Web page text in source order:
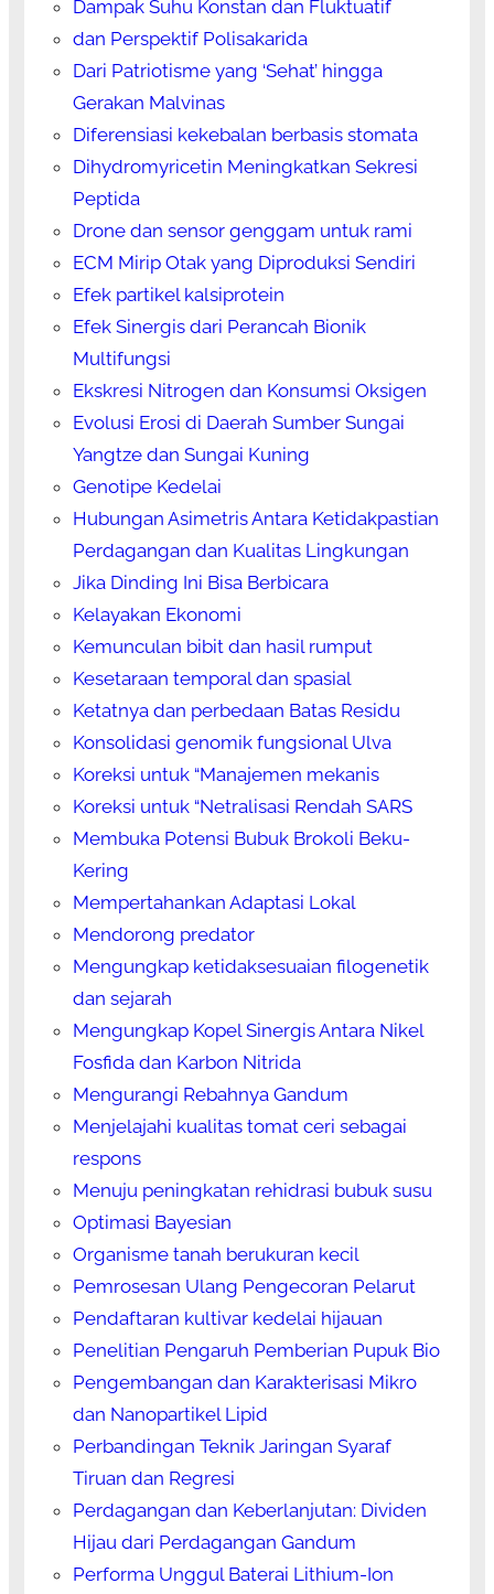
Dampak Suhu Konstan dan Fluktuatif
dan Perspektif Polisakarida
Dari Patriotisme yang ‘Sehat’ hingga
Gerakan Malvinas
Diferensiasi kekebalan berbasis stomata
Dihydromyricetin Meningkatkan Sekresi
Peptida
Drone dan sensor genggam untuk rami
ECM Mirip Otak yang Diproduksi Sendiri
Efek partikel kalsiprotein
Efek Sinergis dari Perancah Bionik
Multifungsi
Ekskresi Nitrogen dan Konsumsi Oksigen
Evolusi Erosi di Daerah Sumber Sungai
Yangtze dan Sungai Kuning
Genotipe Kedelai
Hubungan Asimetris Antara Ketidakpastian
Perdagangan dan Kualitas Lingkungan
Jika Dinding Ini Bisa Berbicara
Kelayakan Ekonomi
Kemunculan bibit dan hasil rumput
Kesetaraan temporal dan spasial
Ketatnya dan perbedaan Batas Residu
Konsolidasi genomik fungsional Ulva
Koreksi untuk “Manajemen mekanis
Koreksi untuk “Netralisasi Rendah SARS
Membuka Potensi Bubuk Brokoli Beku-
Kering
Mempertahankan Adaptasi Lokal
Mendorong predator
Mengungkap ketidaksesuaian filogenetik
dan sejarah
Mengungkap Kopel Sinergis Antara Nikel
Fosfida dan Karbon Nitrida
Mengurangi Rebahnya Gandum
Menjelajahi kualitas tomat ceri sebagai
respons
Menuju peningkatan rehidrasi bubuk susu
Optimasi Bayesian
Organisme tanah berukuran kecil
Pemrosesan Ulang Pengecoran Pelarut
Pendaftaran kultivar kedelai hijauan
Penelitian Pengaruh Pemberian Pupuk Bio
Pengembangan dan Karakterisasi Mikro
dan Nanopartikel Lipid
Perbandingan Teknik Jaringan Syaraf
Tiruan dan Regresi
Perdagangan dan Keberlanjutan: Dividen
Hijau dari Perdagangan Gandum
Performa Unggul Baterai Lithium-Ion